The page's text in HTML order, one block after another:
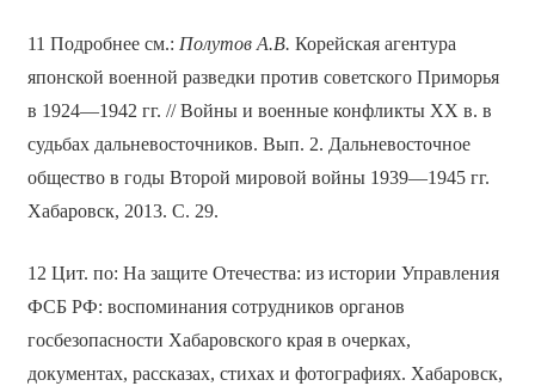
11 Подробнее см.: Полутов А.В. Корейская агентура
японской военной разведки против советского Приморья
в 1924—1942 гг. // Войны и военные конфликты ХХ в. в
судьбах дальневосточников. Вып. 2. Дальневосточное
общество в годы Второй мировой войны 1939—1945 гг.
Хабаровск, 2013. С. 29.
12 Цит. по: На защите Отечества: из истории Управления
ФСБ РФ: воспоминания сотрудников органов
госбезопасности Хабаровского края в очерках,
документах, рассказах, стихах и фотографиях. Хабаровск,